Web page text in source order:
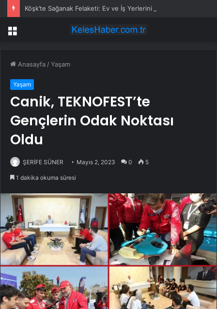
Köşk’te Sağanak Felaketi: Ev ve İş Yerlerini Su Bastı
Menü
Anasayfa /Yaşam
Yaşam
Canik, TEKNOFEST’te
Gençlerin Odak Noktası
Oldu
ŞERİFE SÜNER Mayıs 2, 2023 0 5
1 dakika okuma süresi